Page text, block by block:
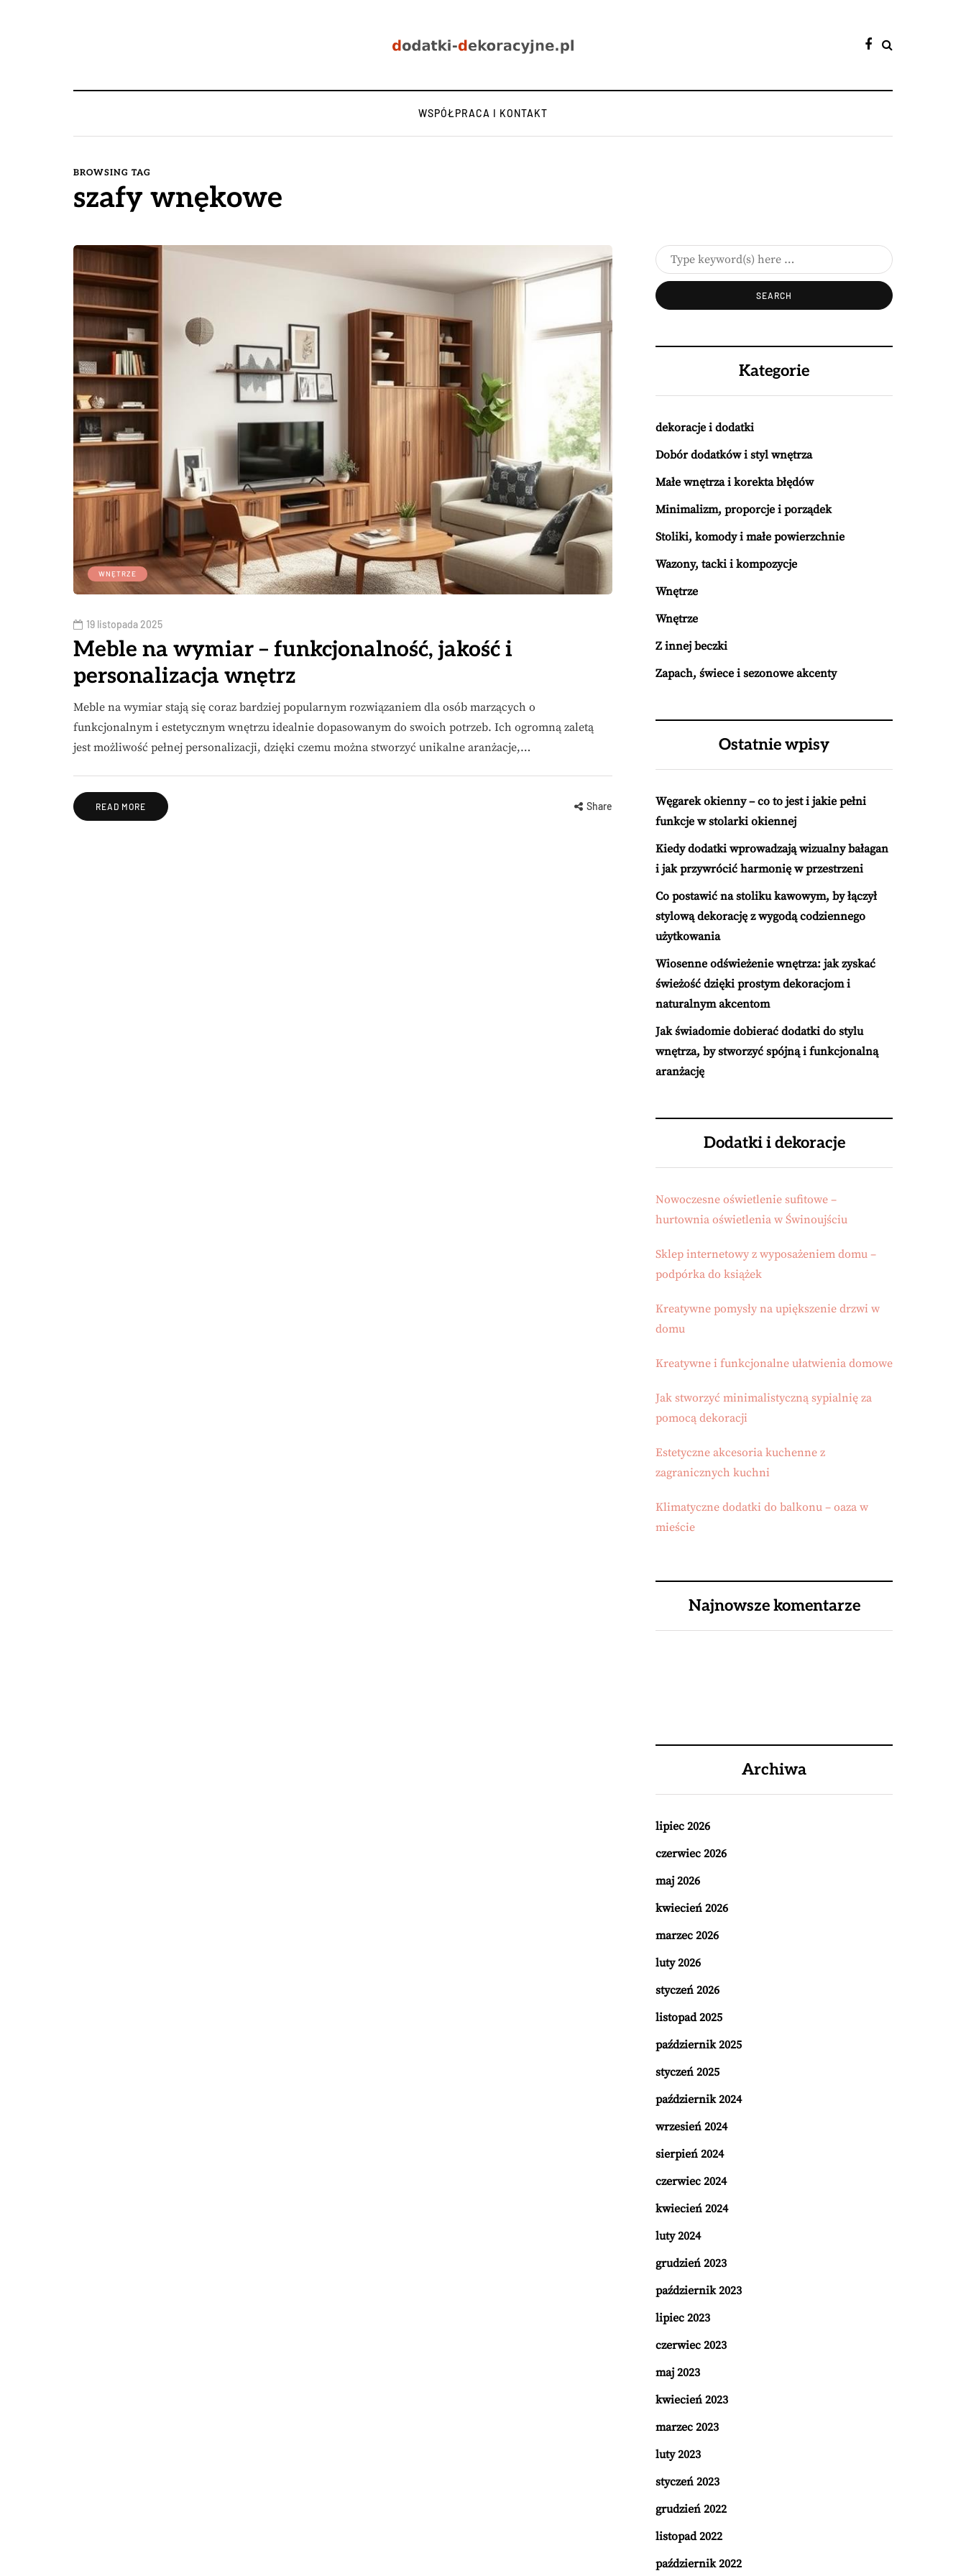
WSPÓŁPRACA I KONTAKT
BROWSING TAG
szafy wnękowe
WNĘTRZE
19 listopada 2025
Meble na wymiar – funkcjonalność, jakość i
personalizacja wnętrz
Meble na wymiar stają się coraz bardziej popularnym rozwiązaniem dla osób marzących o
funkcjonalnym i estetycznym wnętrzu idealnie dopasowanym do swoich potrzeb. Ich ogromną zaletą
jest możliwość pełnej personalizacji, dzięki czemu można stworzyć unikalne aranżacje,…
READ MORE Share
Kategorie
dekoracje i dodatki
Dobór dodatków i styl wnętrza
Małe wnętrza i korekta błędów
Minimalizm, proporcje i porządek
Stoliki, komody i małe powierzchnie
Wazony, tacki i kompozycje
Wnętrze
Wnętrze
Z innej beczki
Zapach, świece i sezonowe akcenty
Ostatnie wpisy
Węgarek okienny – co to jest i jakie pełni
funkcje w stolarki okiennej
Kiedy dodatki wprowadzają wizualny bałagan
i jak przywrócić harmonię w przestrzeni
Co postawić na stoliku kawowym, by łączył
stylową dekorację z wygodą codziennego
użytkowania
Wiosenne odświeżenie wnętrza: jak zyskać
świeżość dzięki prostym dekoracjom i
naturalnym akcentom
Jak świadomie dobierać dodatki do stylu
wnętrza, by stworzyć spójną i funkcjonalną
aranżację
Dodatki i dekoracje
Nowoczesne oświetlenie sufitowe –
hurtownia oświetlenia w Świnoujściu
Sklep internetowy z wyposażeniem domu –
podpórka do książek
Kreatywne pomysły na upiększenie drzwi w
domu
Kreatywne i funkcjonalne ułatwienia domowe
Jak stworzyć minimalistyczną sypialnię za
pomocą dekoracji
Estetyczne akcesoria kuchenne z
zagranicznych kuchni
Klimatyczne dodatki do balkonu – oaza w
mieście
Najnowsze komentarze
Archiwa
lipiec 2026
czerwiec 2026
maj 2026
kwiecień 2026
marzec 2026
luty 2026
styczeń 2026
listopad 2025
październik 2025
styczeń 2025
październik 2024
wrzesień 2024
sierpień 2024
czerwiec 2024
kwiecień 2024
luty 2024
grudzień 2023
październik 2023
lipiec 2023
czerwiec 2023
maj 2023
kwiecień 2023
marzec 2023
luty 2023
styczeń 2023
grudzień 2022
listopad 2022
październik 2022